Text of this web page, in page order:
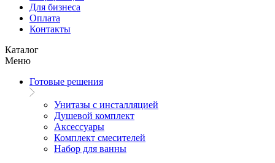
Для бизнеса
Оплата
Контакты
Каталог
Меню
Готовые решения
Унитазы с инсталляцией
Душевой комплект
Аксессуары
Комплект смесителей
Набор для ванны